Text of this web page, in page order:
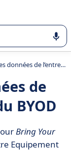
sélection de
Protéger les données de l’entreprise à l’ère du BYOD
de
BYOD
Bring Your
Equipement